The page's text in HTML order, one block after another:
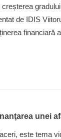
de IDIS
financiară
unei
este tema